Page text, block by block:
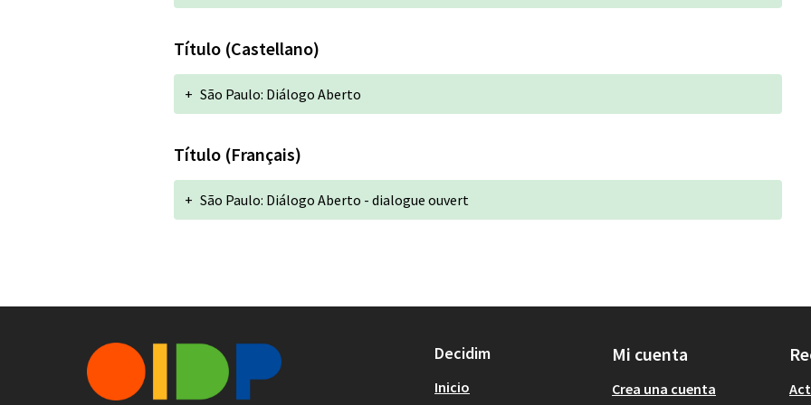
Título (Castellano)
+ São Paulo: Diálogo Aberto
Título (Français)
+ São Paulo: Diálogo Aberto - dialogue ouvert
Decidim
Inicio
Mi cuenta
Crea una cuenta